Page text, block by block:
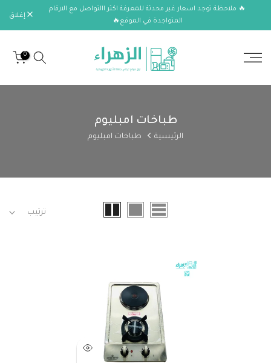
الانتقال🔥 ملاحظة توجد اسعار غير محدثة للمعرفة اكثر االتواصل مع الارقام
المتواجدة في الموقع🔥
إغلاق
0
طباخات امبليوم
الرئيسية طباخات امبليوم
ترتيب